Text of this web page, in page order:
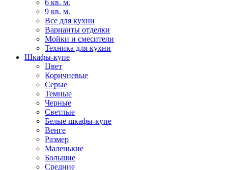
6 кв. м.
9 кв. м.
Все для кухни
Варианты отделки
Мойки и смесители
Техника для кухни
Шкафы-купе
Цвет
Коричневые
Серые
Темные
Черные
Светлые
Белые шкафы-купе
Венге
Размер
Маленькие
Большие
Средние